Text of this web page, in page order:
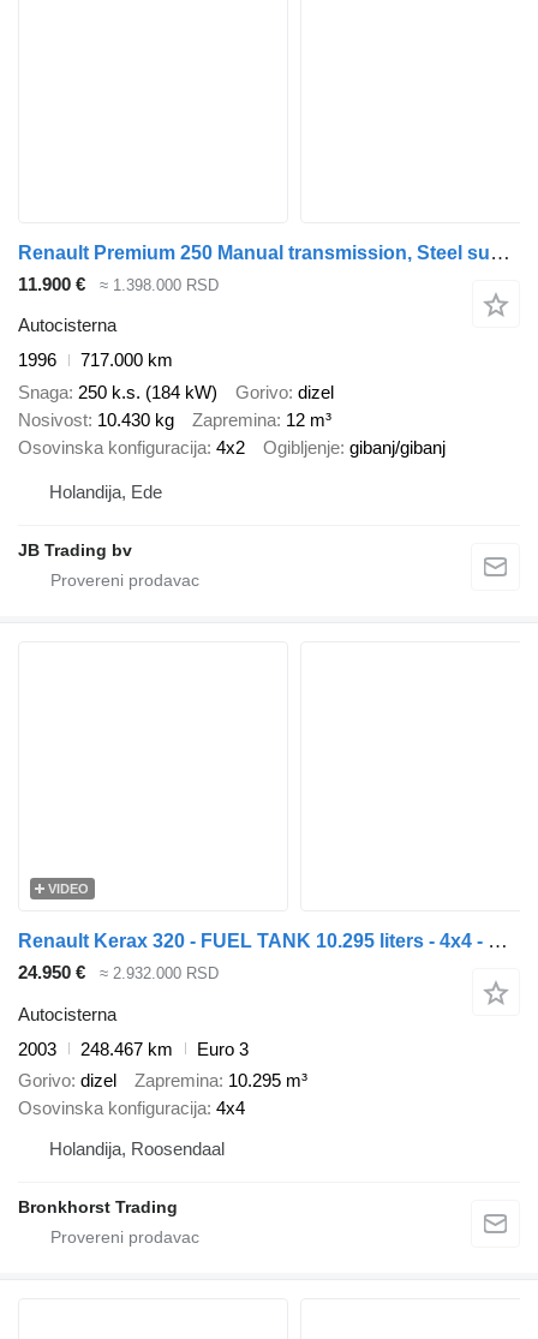
Renault Premium 250 Manual transmission, Steel suspension, 12,000 Ltr
11.900 € ≈ 1.398.000 RSD
Autocisterna
1996
717.000 km
Snaga 250 k.s. (184 kW) Gorivo dizel
Nosivost 10.430 kg Zapremina 12 m³
Osovinska konfiguracija 4x2 Ogibljenje gibanj/gibanj
Holandija, Ede
JB Trading bv
VIDEO
Renault Kerax 320 - FUEL TANK 10.295 liters - 4x4 - Spring/Spring - 41.0
24.950 € ≈ 2.932.000 RSD
Autocisterna
2003
248.467 km
Euro 3
Gorivo dizel Zapremina 10.295 m³
Osovinska konfiguracija 4x4
Holandija, Roosendaal
Bronkhorst Trading